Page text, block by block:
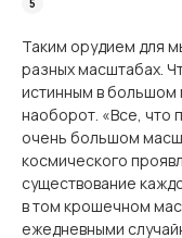
Таким орудием для
разных масштабах.
истинным в
наоборот. «Все, что
очень большом
космического
существование
в том крошечном
ежедневными